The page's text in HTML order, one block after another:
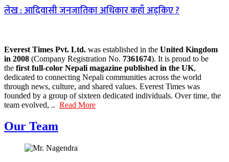
लेख : आदिवासी जनजातिका अधिकार कहाँ अड्किए ?
Everest Times Pvt. Ltd. was established in the United Kingdom
in 2008 (Company Registration No. 7361674). It is proud to be
the first full-color Nepali magazine published in the UK,
dedicated to connecting Nepali communities across the world
through news, culture, and shared values. Everest Times was
founded by a group of sixteen dedicated individuals. Over time, the
team evolved, .. Read More
Our Team